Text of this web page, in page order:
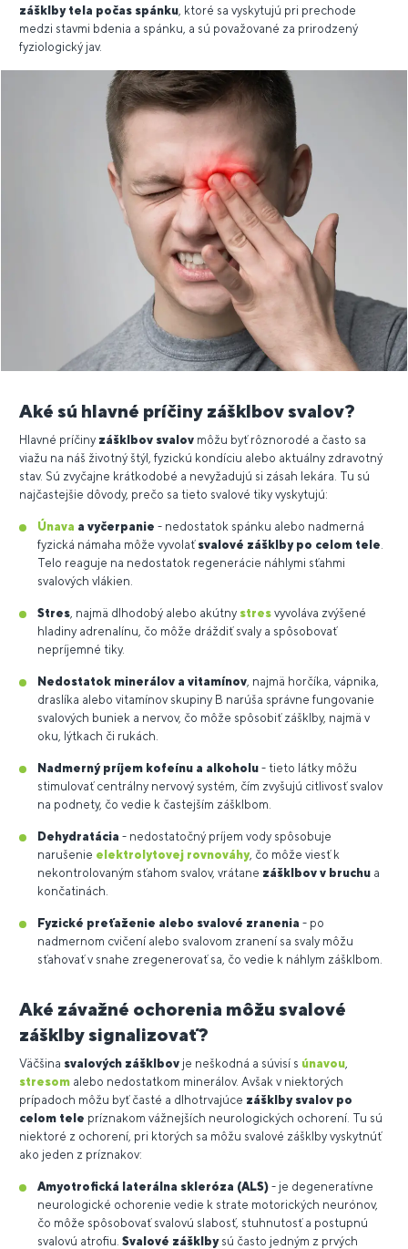
zášklby tela počas spánku , ktoré sa vyskytujú pri prechode
medzi stavmi bdenia a spánku, a sú považované za prirodzený
fyziologický jav.
Aké sú hlavné príčiny zášklbov svalov?
Hlavné príčiny zášklbov svalov môžu byť rôznorodé a často sa
viažu na náš životný štýl, fyzickú kondíciu alebo aktuálny zdravotný
stav. Sú zvyčajne krátkodobé a nevyžadujú si zásah lekára. Tu sú
najčastejšie dôvody, prečo sa tieto svalové tiky vyskytujú:
Únava a vyčerpanie - nedostatok spánku alebo nadmerná
fyzická námaha môže vyvolať svalové zášklby po celom tele
Telo reaguje na nedostatok regenerácie náhlymi sťahmi
svalových vlákien.
Stres , najmä dlhodobý alebo akútny stres vyvoláva zvýšené
hladiny adrenalínu, čo môže dráždiť svaly a spôsobovať
nepríjemné tiky.
Nedostatok minerálov a vitamínov , najmä horčíka, vápnika,
draslíka alebo vitamínov skupiny B narúša správne fungovanie
svalových buniek a nervov, čo môže spôsobiť zášklby, najmä v
oku, lýtkach či rukách.
Nadmerný príjem kofeínu a alkoholu - tieto látky môžu
stimulovať centrálny nervový systém, čím zvyšujú citlivosť svalov
na podnety, čo vedie k častejším zášklbom.
Dehydratácia - nedostatočný príjem vody spôsobuje
narušenie elektrolytovej rovnováhy, čo môže viesť k
nekontrolovaným sťahom svalov, vrátane zášklbov v bruchu a
končatinách.
Fyzické preťaženie alebo svalové zranenia - po
nadmernom cvičení alebo svalovom zranení sa svaly môžu
sťahovať v snahe zregenerovať sa, čo vedie k náhlym zášklbom.
Aké závažné ochorenia môžu svalové
zášklby signalizovať?
Väčšina svalových zášklbov je neškodná a súvisí s únavou
stresom alebo nedostatkom minerálov. Avšak v niektorých
prípadoch môžu byť časté a dlhotrvajúce zášklby svalov po
celom tele príznakom vážnejších neurologických ochorení. Tu sú
niektoré z ochorení, pri ktorých sa môžu svalové zášklby vyskytnúť
ako jeden z príznakov:
Amyotrofická laterálna skleróza (ALS) - je degeneratívne
neurologické ochorenie vedie k strate motorických neurónov,
čo môže spôsobovať svalovú slabosť, stuhnutosť a postupnú
svalovú atrofiu. Svalové zášklbysú často jedným z prvých